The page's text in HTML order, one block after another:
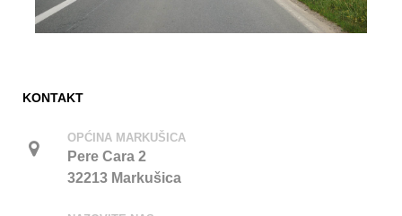
KONTAKT
OPĆINA MARKUŠICA
Pere Cara 2
32213 Markušica